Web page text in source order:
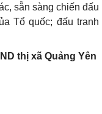
sẵn sàng chiến đấu
Tổ quốc; đấu tranh
thị xã Quảng Yên